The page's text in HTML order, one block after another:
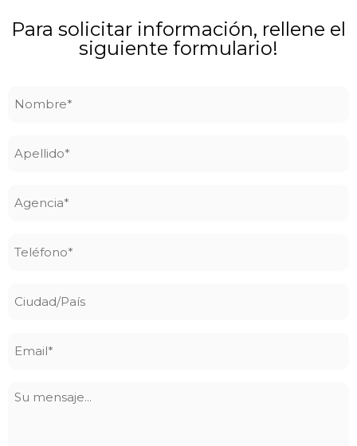
Para solicitar información, rellene el
siguiente formulario!
Su